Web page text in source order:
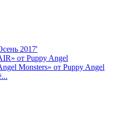
2017'
от Puppy Angel
Monsters» от Puppy Angel